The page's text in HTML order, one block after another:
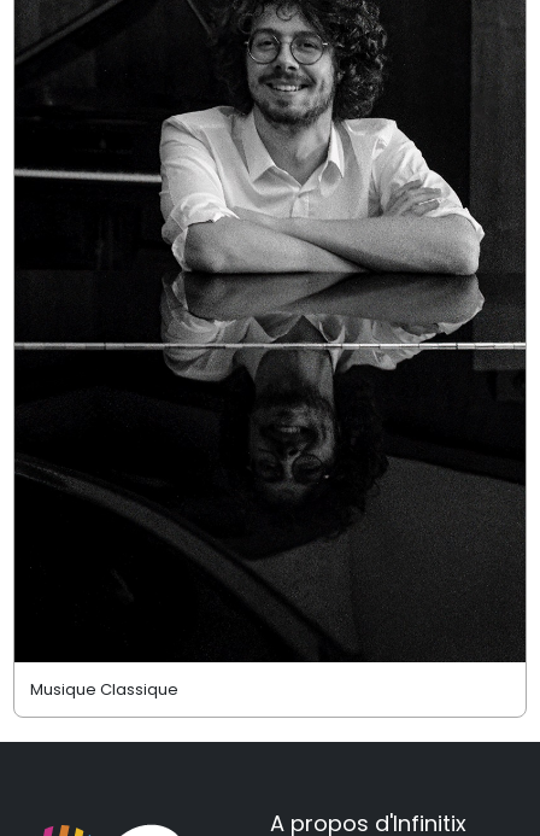
Musique Classique
A propos d'Infinitix